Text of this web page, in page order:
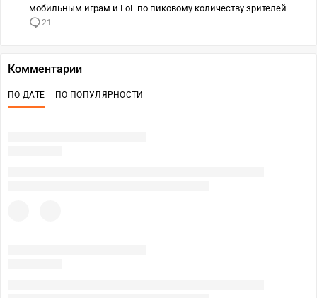
мобильным играм и LoL по пиковому количеству зрителей
21
Комментарии
ПО ДАТЕ ПО ПОПУЛЯРНОСТИ